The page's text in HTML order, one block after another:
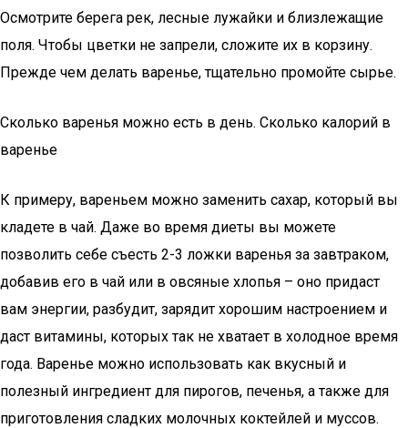
Осмотрите берега рек, лесные лужайки и близлежащие
поля. Чтобы цветки не запрели, сложите их в корзину.
Прежде чем делать варенье, тщательно промойте сырье.
Сколько варенья можно есть в день. Сколько калорий в
варенье
К примеру, вареньем можно заменить сахар, который вы
кладете в чай. Даже во время диеты вы можете
позволить себе съесть 2-3 ложки варенья за завтраком,
добавив его в чай или в овсяные хлопья – оно придаст
вам энергии, разбудит, зарядит хорошим настроением и
даст витамины, которых так не хватает в холодное время
года. Варенье можно использовать как вкусный и
полезный ингредиент для пирогов, печенья, а также для
приготовления сладких молочных коктейлей и муссов.